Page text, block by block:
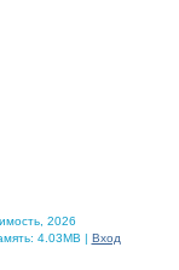
2026
4.03MB | Вход